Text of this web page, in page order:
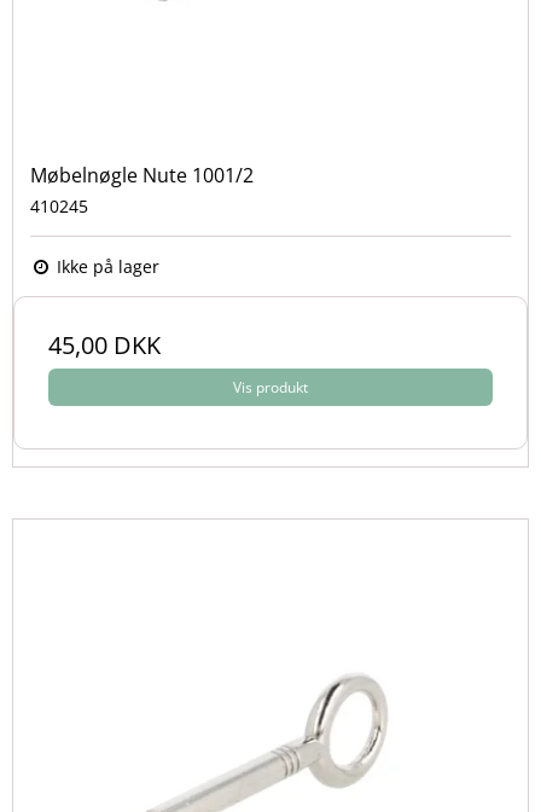
Møbelnøgle Nute 1001/2
410245
Ikke på lager
45,00 DKK
Vis produkt